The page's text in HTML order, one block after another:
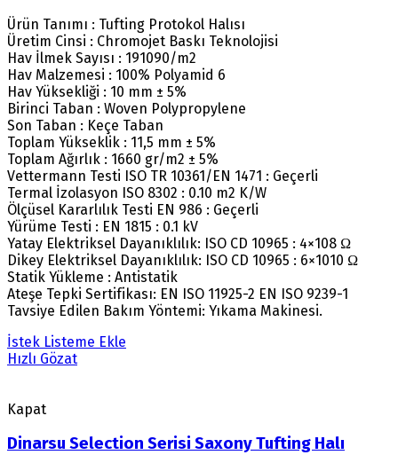
Ürün Tanımı : Tufting Protokol Halısı
Üretim Cinsi : Chromojet Baskı Teknolojisi
Hav İlmek Sayısı : 191090/m2
Hav Malzemesi : 100% Polyamid 6
Hav Yüksekliği : 10 mm ± 5%
Birinci Taban : Woven Polypropylene
Son Taban : Keçe Taban
Toplam Yükseklik : 11,5 mm ± 5%
Toplam Ağırlık : 1660 gr/m2 ± 5%
Vettermann Testi ISO TR 10361/EN 1471 : Geçerli
Termal İzolasyon ISO 8302 : 0.10 m2 K/W
Ölçüsel Kararlılık Testi EN 986 : Geçerli
Yürüme Testi : EN 1815 : 0.1 kV
Yatay Elektriksel Dayanıklılık: ISO CD 10965 : 4×108 Ω
Dikey Elektriksel Dayanıklılık: ISO CD 10965 : 6×1010 Ω
Statik Yükleme : Antistatik
Ateşe Tepki Sertifikası: EN ISO 11925-2 EN ISO 9239-1
Tavsiye Edilen Bakım Yöntemi: Yıkama Makinesi.
İstek Listeme Ekle
Hızlı Gözat
Kapat
Dinarsu Selection Serisi Saxony Tufting Halı